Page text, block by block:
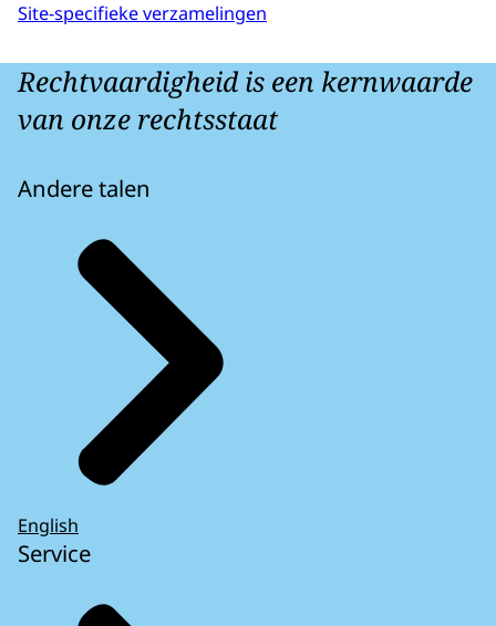
Site-specifieke verzamelingen
Rechtvaardigheid is een kernwaarde
van onze rechtsstaat
Andere talen
English
Service